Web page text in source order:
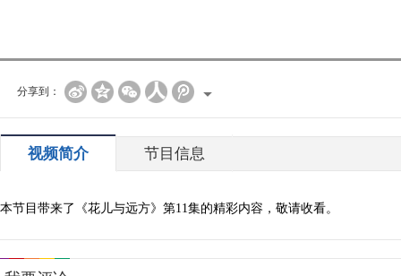
分享到：
视频简介 节目信息
本节目带来了《花儿与远方》第11集的精彩内容，敬请收看。